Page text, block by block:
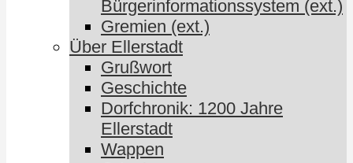
Bürgerinformationssystem (ext.)
Gremien (ext.)
Über Ellerstadt
Grußwort
Geschichte
Dorfchronik: 1200 Jahre
Ellerstadt
Wappen